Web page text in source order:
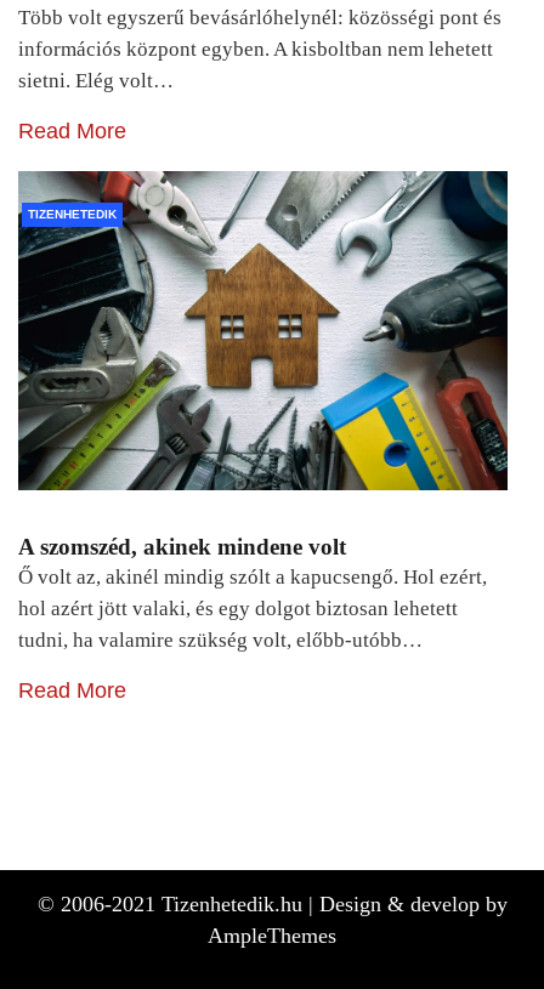
Több volt egyszerű bevásárlóhelynél: közösségi pont és
információs központ egyben. A kisboltban nem lehetett
sietni. Elég volt…
Read More
TIZENHETEDIK
A szomszéd, akinek mindene volt
Ő volt az, akinél mindig szólt a kapucsengő. Hol ezért,
hol azért jött valaki, és egy dolgot biztosan lehetett
tudni, ha valamire szükség volt, előbb-utóbb…
Read More
© 2006-2021 Tizenhetedik.hu | Design & develop by
AmpleThemes